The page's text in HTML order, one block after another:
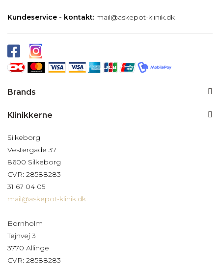
Kundeservice - kontakt: mail@askepot-klinik.dk
Brands
Klinikkerne
Silkeborg
Vestergade 37
8600 Silkeborg
CVR: 28588283
31 67 04 05
mail@askepot-klinik.dk
Bornholm
Tejnvej 3
3770 Allinge
CVR: 28588283